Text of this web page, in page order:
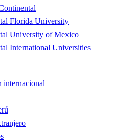
Florida University
University of Mexico
International Universities
internacional